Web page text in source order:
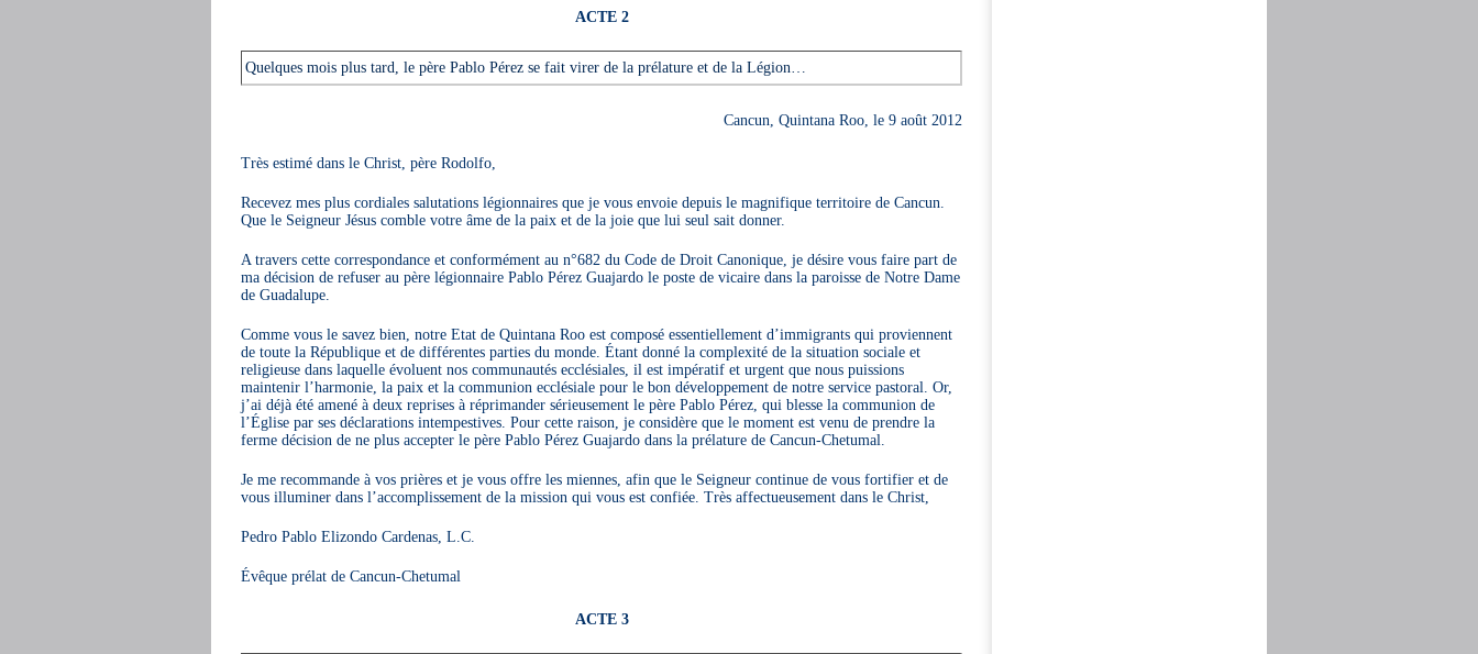
ACTE 2
Quelques mois plus tard, le père Pablo Pérez se fait virer de la prélature et de la Légion…
Cancun, Quintana Roo, le 9 août 2012
Très estimé dans le Christ, père Rodolfo,
Recevez mes plus cordiales salutations légionnaires que je vous envoie depuis le magnifique territoire de Cancun.
Que le Seigneur Jésus comble votre âme de la paix et de la joie que lui seul sait donner.
A travers cette correspondance et conformément au n°682 du Code de Droit Canonique, je désire vous faire part de
ma décision de refuser au père légionnaire Pablo Pérez Guajardo le poste de vicaire dans la paroisse de Notre Dame
de Guadalupe.
Comme vous le savez bien, notre Etat de Quintana Roo est composé essentiellement d’immigrants qui proviennent
de toute la République et de différentes parties du monde. Étant donné la complexité de la situation sociale et
religieuse dans laquelle évoluent nos communautés ecclésiales, il est impératif et urgent que nous puissions
maintenir l’harmonie, la paix et la communion ecclésiale pour le bon développement de notre service pastoral. Or,
j’ai déjà été amené à deux reprises à réprimander sérieusement le père Pablo Pérez, qui blesse la communion de
l’Église par ses déclarations intempestives. Pour cette raison, je considère que le moment est venu de prendre la
ferme décision de ne plus accepter le père Pablo Pérez Guajardo dans la prélature de Cancun-Chetumal.
Je me recommande à vos prières et je vous offre les miennes, afin que le Seigneur continue de vous fortifier et de
vous illuminer dans l’accomplissement de la mission qui vous est confiée. Très affectueusement dans le Christ,
Pedro Pablo Elizondo Cardenas, L.C.
Évêque prélat de Cancun-Chetumal
ACTE 3